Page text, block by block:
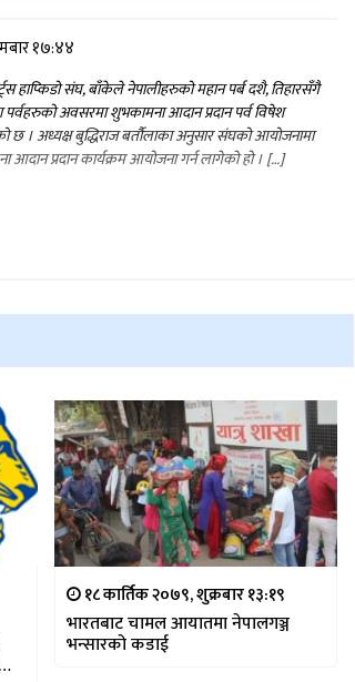
१७:४४
हाप्किडो संघ, बाँकेले नेपालीहरुको महान पर्ब दशै, तिहारसँगै
अवसरमा शुभकामना आदान प्रदान पर्व विषेश
छ । अध्यक्ष बुद्धिराज बर्तौलाका अनुसार संघको आयोजनामा
आदान प्रदान कार्यक्रम आयोजना गर्न लागेको हो । […]
१८ कार्तिक २०७९, शुक्रबार १३:१९
भारतबाट चामल आयातमा नेपालगञ्ज
भन्सारको कडाई